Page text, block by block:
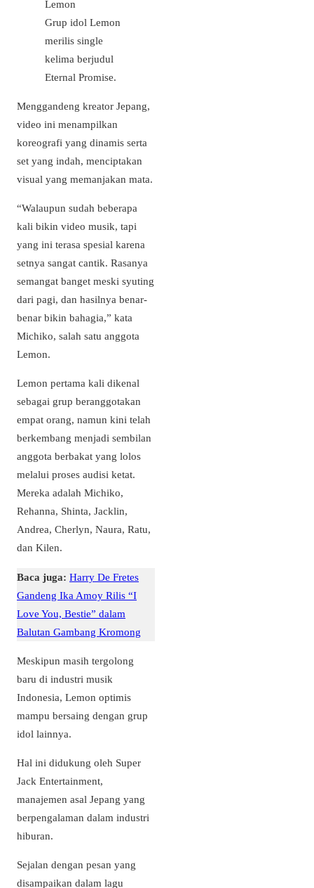
Grup idol Lemon
merilis single
kelima berjudul
Eternal Promise.
Menggandeng kreator Jepang,
video ini menampilkan
koreografi yang dinamis serta
set yang indah, menciptakan
visual yang memanjakan mata.
“Walaupun sudah beberapa
kali bikin video musik, tapi
yang ini terasa spesial karena
setnya sangat cantik. Rasanya
semangat banget meski syuting
dari pagi, dan hasilnya benar-
benar bikin bahagia,” kata
Michiko, salah satu anggota
Lemon.
Lemon pertama kali dikenal
sebagai grup beranggotakan
empat orang, namun kini telah
berkembang menjadi sembilan
anggota berbakat yang lolos
melalui proses audisi ketat.
Mereka adalah Michiko,
Rehanna, Shinta, Jacklin,
Andrea, Cherlyn, Naura, Ratu,
dan Kilen.
Baca juga: Harry De Fretes
Gandeng Ika Amoy Rilis “I
Love You, Bestie” dalam
Balutan Gambang Kromong
Meskipun masih tergolong
baru di industri musik
Indonesia, Lemon optimis
mampu bersaing dengan grup
idol lainnya.
Hal ini didukung oleh Super
Jack Entertainment,
manajemen asal Jepang yang
berpengalaman dalam industri
hiburan.
Sejalan dengan pesan yang
disampaikan dalam lagu